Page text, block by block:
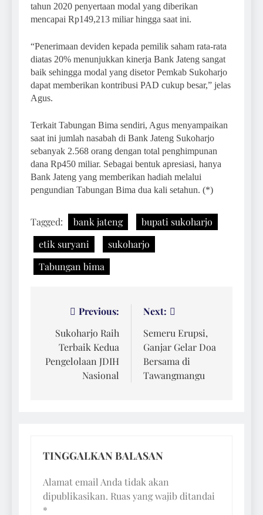
tahun 2020 penyertaan modal yang diberikan
mencapai Rp149,213 miliar hingga saat ini.
“Penerimaan deviden kepada pemilik saham rata-rata
diatas 20% menunjukkan kinerja Bank Jateng sangat
baik sehingga modal yang disetor Pemkab Sukoharjo
dapat memberikan kontribusi PAD cukup besar,” jelas
Agus.
Terkait Tabungan Bima sendiri, Agus menyampaikan
saat ini jumlah nasabah di Bank Jateng Sukoharjo
sebanyak 2.568 orang dengan total penghimpunan
dana Rp450 miliar. Sebagai bentuk apresiasi, hanya
Bank Jateng yang memberikan hadiah melalui
pengundian Tabungan Bima dua kali setahun. (*)
Tagged: bank jateng
bupati sukoharjo
etik suryani
sukoharjo
Tabungan bima
Navigasi
pos
Previous:
Sukoharjo Raih
Terbaik Kedua
Pengelolaan JDIH
Nasional
Next:
Semeru Erupsi,
Ganjar Gelar Doa
Bersama di
Tawangmangu
TINGGALKAN BALASAN
Alamat email Anda tidak akan
dipublikasikan. Ruas yang wajib ditandai
*